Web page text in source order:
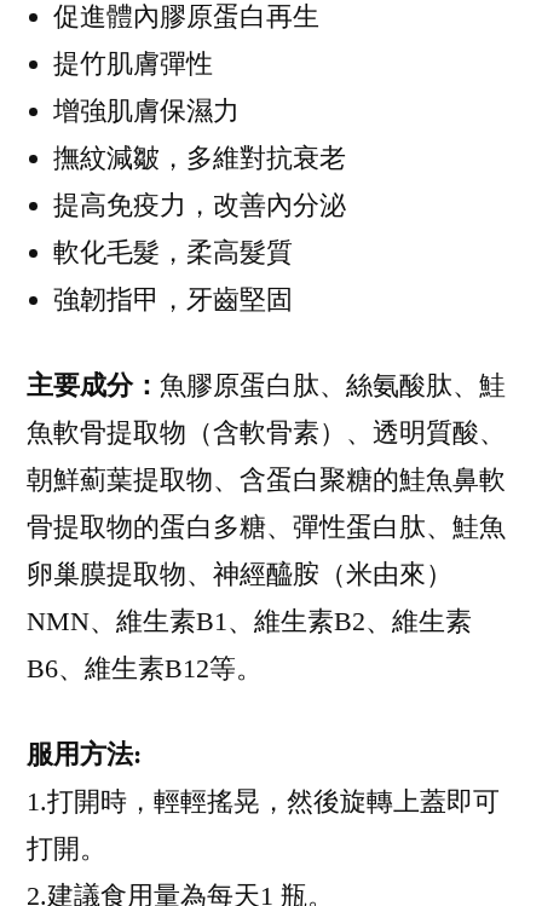
促進體內膠原蛋白再生
提竹肌膚彈性
增強肌膚保濕力
撫紋減皺，多維對抗衰老
提高免疫力，改善內分泌
軟化毛髮，柔高髮質
強韌指甲，牙齒堅固
主要成分： 魚膠原蛋白肽、絲氨酸肽、鮭
魚軟骨提取物（含軟骨素）、透明質酸、
朝鮮薊葉提取物、含蛋白聚糖的鮭魚鼻軟
骨提取物的蛋白多糖、彈性蛋白肽、鮭魚
卵巢膜提取物、神經醯胺（米由來）
NMN、維生素B1、維生素B2、維生素
B6、維生素B12等。
服用方法:
1.打開時，輕輕搖晃，然後旋轉上蓋即可
打開。
2.建議食用量為每天1 瓶。